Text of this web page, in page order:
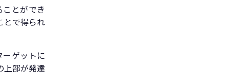
とができ
とで得られ
ーゲットに
上部が発達